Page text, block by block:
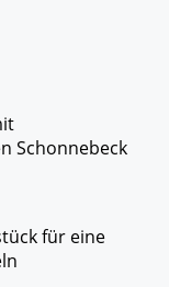
Schonnebeck
für eine